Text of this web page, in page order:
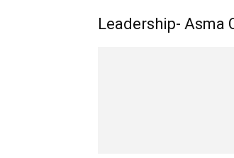
Leadership- Asma